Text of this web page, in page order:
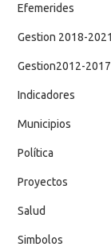
Efemerides
Gestion 2018-2021
Gestion2012-2017
Indicadores
Municipios
Política
Proyectos
Salud
Simbolos